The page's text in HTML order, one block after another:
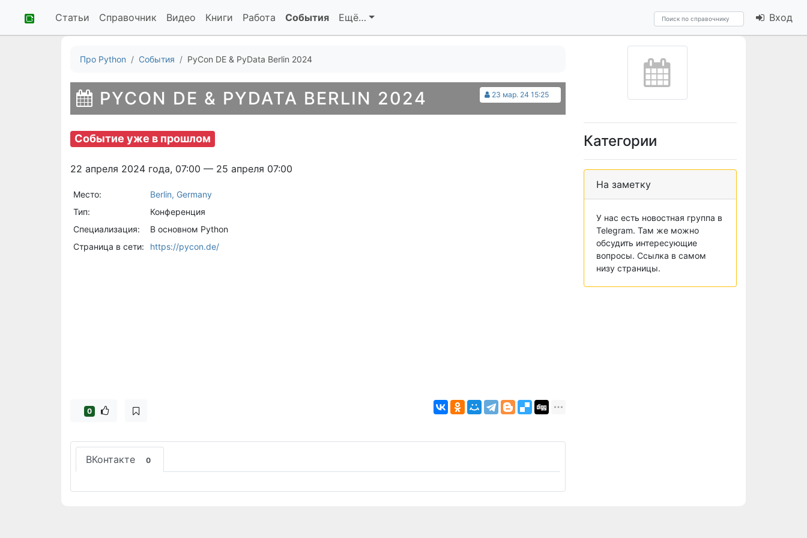
Статьи Справочник Видео Книги Работа События Ещё… Вход
Про Python События PyCon DE & PyData Berlin 2024
23 мар. 24 15:25
PYCON DE & PYDATA BERLIN 2024
Событие уже в прошлом
22 апреля 2024 года, 07:00 — 25 апреля 07:00
Место:
Berlin, Germany
Тип:
Конференция
Специализация:
В основном Python
Страница в сети:
https://pycon.de/
0
ВКонтакте 0
Категории
На заметку
У нас есть новостная группа в
Telegram. Там же можно
обсудить интересующие
вопросы. Ссылка в самом
низу страницы.